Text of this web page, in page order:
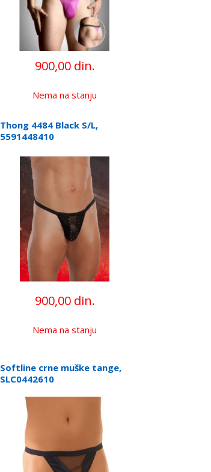
900,00 din.
Nema na stanju
Thong 4484 Black S/L,
5591448410
900,00 din.
Nema na stanju
Softline crne muške tange,
SLC0442610